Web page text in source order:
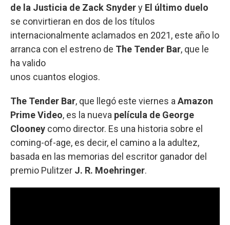
de la Justicia de Zack Snydery El último duelo
se convirtieran en dos de los títulos
internacionalmente aclamados en 2021, este año lo
arranca con el estreno de The Tender Bar, que le
ha valido
unos cuantos elogios.
The Tender Bar, que llegó este viernes aAmazon
Prime Video, es la nueva película de George
Clooney como director. Es una historia sobre el
coming-of-age, es decir, el camino a la adultez,
basada en las memorias del escritor ganador del
premio Pulitzer J. R. Moehringer.